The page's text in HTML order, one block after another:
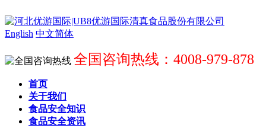
English 中文简体
全国咨询热线：4008-979-878
首页
关于我们
食品安全知识
食品安全资讯